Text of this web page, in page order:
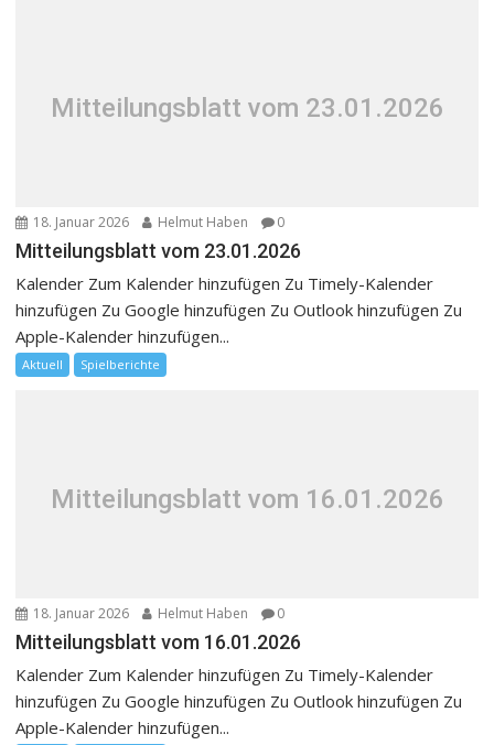
Mitteilungsblatt vom 23.01.2026
18. Januar 2026 Helmut Haben 0
Mitteilungsblatt vom 23.01.2026
Kalender Zum Kalender hinzufügen Zu Timely-Kalender
hinzufügen Zu Google hinzufügen Zu Outlook hinzufügen Zu
Apple-Kalender hinzufügen...
Aktuell Spielberichte
Mitteilungsblatt vom 16.01.2026
18. Januar 2026 Helmut Haben 0
Mitteilungsblatt vom 16.01.2026
Kalender Zum Kalender hinzufügen Zu Timely-Kalender
hinzufügen Zu Google hinzufügen Zu Outlook hinzufügen Zu
Apple-Kalender hinzufügen...